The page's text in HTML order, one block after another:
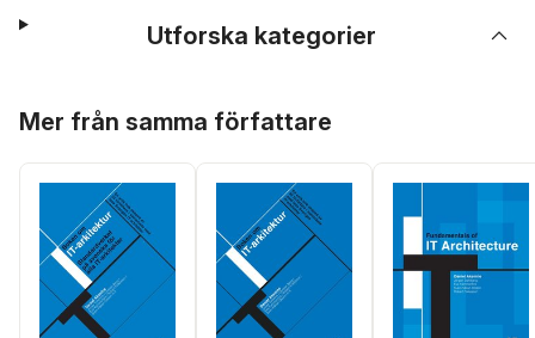
Utforska kategorier
Mer från samma författare